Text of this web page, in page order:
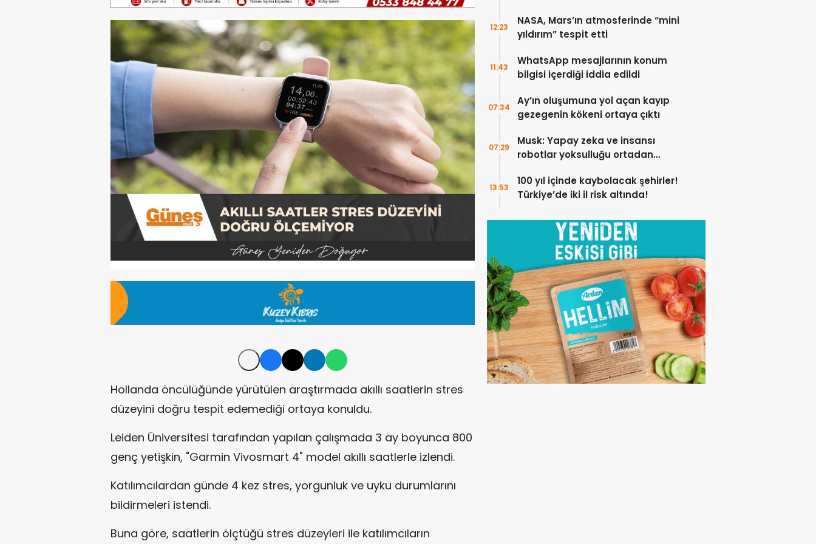
Hollanda öncülüğünde yürütülen araştırmada akıllı saatlerin stres
düzeyini doğru tespit edemediği ortaya konuldu.
Leiden Üniversitesi tarafından yapılan çalışmada 3 ay boyunca 800
genç yetişkin, "Garmin Vivosmart 4" model akıllı saatlerle izlendi.
Katılımcılardan günde 4 kez stres, yorgunluk ve uyku durumlarını
bildirmeleri istendi.
Buna göre, saatlerin ölçtüğü stres düzeyleri ile katılımcıların
NASA, Mars’ın atmosferinde “mini
yıldırım” tespit etti
12:23
WhatsApp mesajlarının konum
bilgisi içerdiği iddia edildi
11:43
Ay’ın oluşumuna yol açan kayıp
gezegenin kökeni ortaya çıktı
07:34
Musk: Yapay zeka ve insansı
robotlar yoksulluğu ortadan
07:29
100 yıl içinde kaybolacak şehirler!
Türkiye’de iki il risk altında!
13:53